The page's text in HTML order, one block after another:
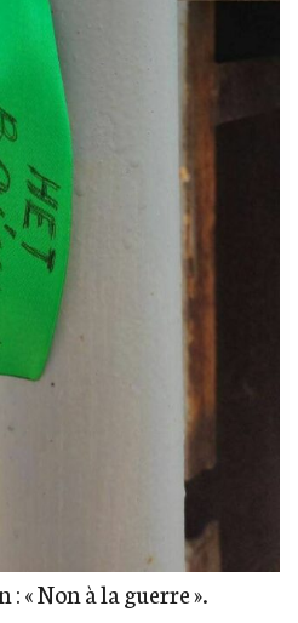
« Non à la guerre ».